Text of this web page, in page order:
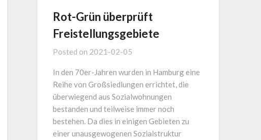
Rot-Grün überprüft
Freistellungsgebiete
Posted on 2021-02-05
In den 70er-Jahren wurden in Hamburg eine
Reihe von Großsiedlungen errichtet, die
überwiegend aus Sozialwohnungen
bestanden und teilweise immer noch
bestehen. Da dies in einigen Gebieten zu
einer unausgewogenen Sozialstruktur